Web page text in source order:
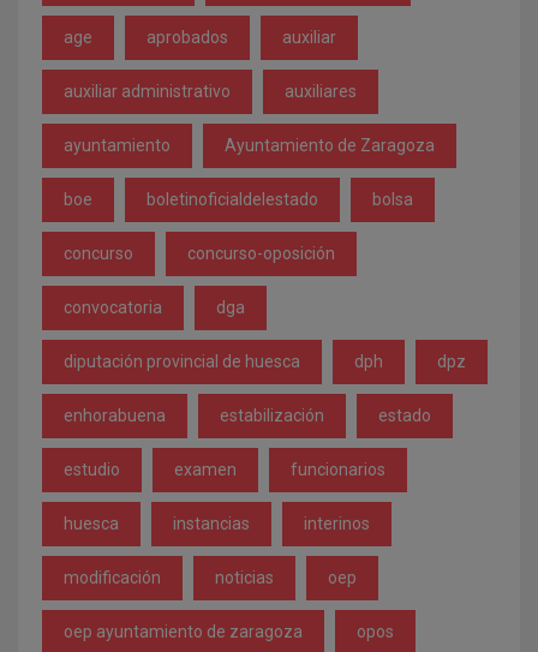
age aprobados auxiliar
auxiliar administrativo auxiliares
ayuntamiento Ayuntamiento de Zaragoza
boe boletinoficialdelestado bolsa
concurso concurso-oposición
convocatoria dga
diputación provincial de huesca dph dpz
enhorabuena estabilización estado
estudio examen funcionarios
huesca instancias interinos
modificación noticias oep
oep ayuntamiento de zaragoza opos